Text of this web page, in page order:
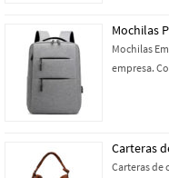
Mochilas
Mochilas
empresa.
Carteras
Carteras